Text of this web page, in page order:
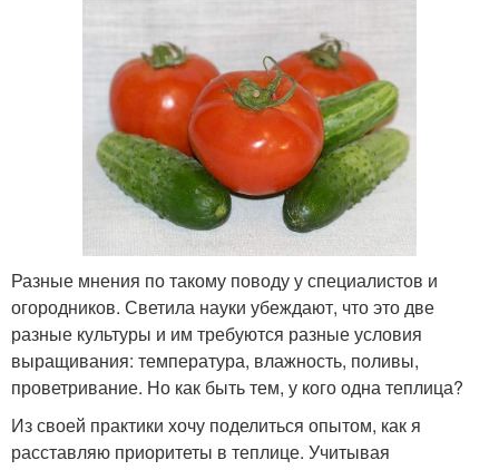
Разные мнения по такому поводу у специалистов и
огородников. Светила науки убеждают, что это две
разные культуры и им требуются разные условия
выращивания: температура, влажность, поливы,
проветривание. Но как быть тем, у кого одна теплица?
Из своей практики хочу поделиться опытом, как я
расставляю приоритеты в теплице. Учитывая